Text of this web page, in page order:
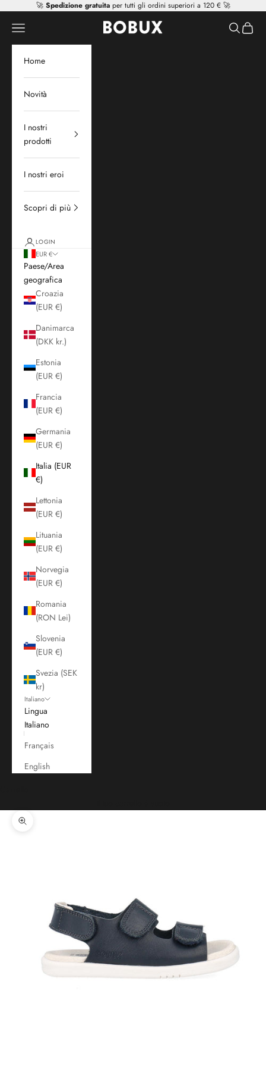
Vai al contenuto
🚀 Spedizione gratuitaper tutti gli ordini superiori a 120 € 🚀
Mr Tiggle - Distributor
Apri il menu di navigazione Mostra il
Home
Novità
I nostri
prodotti
I nostri eroi
Scopri di più
LOGIN
EUR €
Paese/Area
geografica
Croazia
(EUR €)
Danimarca
(DKK kr.)
Estonia
(EUR €)
Francia
(EUR €)
Germania
(EUR €)
Italia (EUR
€)
Lettonia
(EUR €)
Lituania
(EUR €)
Norvegia
(EUR €)
Romania
(RON Lei)
Slovenia
(EUR €)
Svezia (SEK
kr)
Italiano
Lingua
Italiano
Français
English
Ingrandisci immagine